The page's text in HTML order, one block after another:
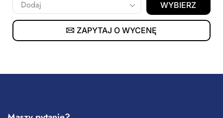
WYBIERZ
ZAPYTAJ O WYCENĘ